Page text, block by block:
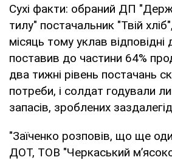
Сухі факти: обраний ДП
тилу" постачальник "Твій
місяць тому уклав
поставив до частини 64%
два тижні рівень постачань
потреби, і солдат годували
запасів, зроблених
"Заїченко розповів, що ще
ДОТ, ТОВ "Черкаський